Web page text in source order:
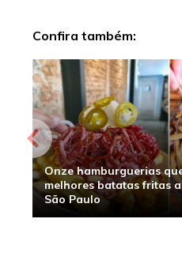
Confira também:
Onze hamburguerias
melhores batatas fritas
São Paulo